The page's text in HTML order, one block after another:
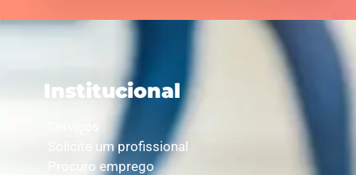
Institucional
Solicite um profissional
Procuro emprego